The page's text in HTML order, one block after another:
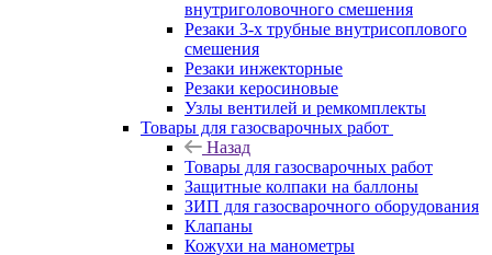
внутриголовочного смешения
Резаки 3-х трубные внутрисоплового
смешения
Резаки инжекторные
Резаки керосиновые
Узлы вентилей и ремкомплекты
Товары для газосварочных работ
Назад
Товары для газосварочных работ
Защитные колпаки на баллоны
ЗИП для газосварочного оборудования
Клапаны
Кожухи на манометры